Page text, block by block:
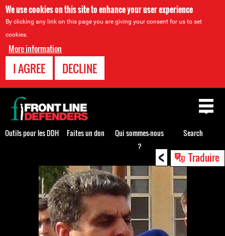
We use cookies on this site to enhance your user experience
By clicking any link on this page you are giving your consent for us to set
cookies.
More information
I AGREE DECLINE
< Traduire
Back
to
top
Outils pour les DDH Faites un don
Qui sommes-nous
?
Search